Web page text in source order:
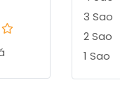
3 Sao
2 Sao
1 Sao